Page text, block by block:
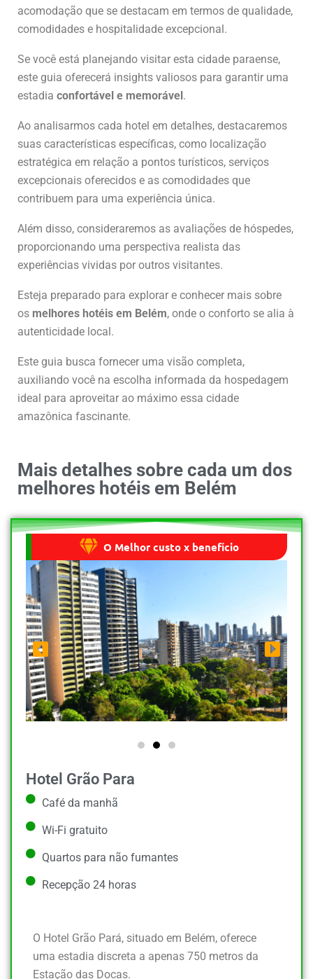
Mais detalhes sobre cada um dos
melhores hotéis em Belém
acomodação que se destacam em termos de qualidade,
comodidades e hospitalidade excepcional.
Se você está planejando visitar esta cidade paraense,
este guia oferecerá insights valiosos para garantir uma
estadia confortável e memorável.
Ao analisarmos cada hotel em detalhes, destacaremos
suas características específicas, como localização
estratégica em relação a pontos turísticos, serviços
excepcionais oferecidos e as comodidades que
contribuem para uma experiência única.
Além disso, consideraremos as avaliações de hóspedes,
proporcionando uma perspectiva realista das
experiências vividas por outros visitantes.
Esteja preparado para explorar e conhecer mais sobre
os melhores hotéis em Belém, onde o conforto se alia à
autenticidade local.
Este guia busca fornecer uma visão completa,
auxiliando você na escolha informada da hospedagem
ideal para aproveitar ao máximo essa cidade
amazônica fascinante.
O Melhor custo x benefício
Hotel Grão Para
Café da manhã
Wi-Fi gratuito
Quartos para não fumantes
Recepção 24 horas
O Hotel Grão Pará, situado em Belém, oferece
uma estadia discreta a apenas 750 metros da
Estação das Docas.